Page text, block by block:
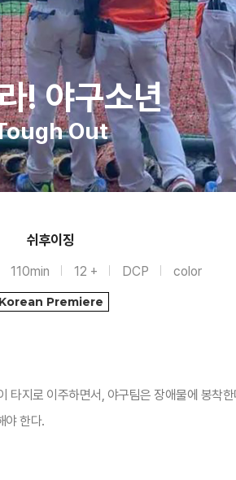
! 야구소년
Out
쉬후이징
110min 12 + DCP color
Korean Premiere
지로 이주하면서, 야구팀은 장애물에 봉착
야 한다.